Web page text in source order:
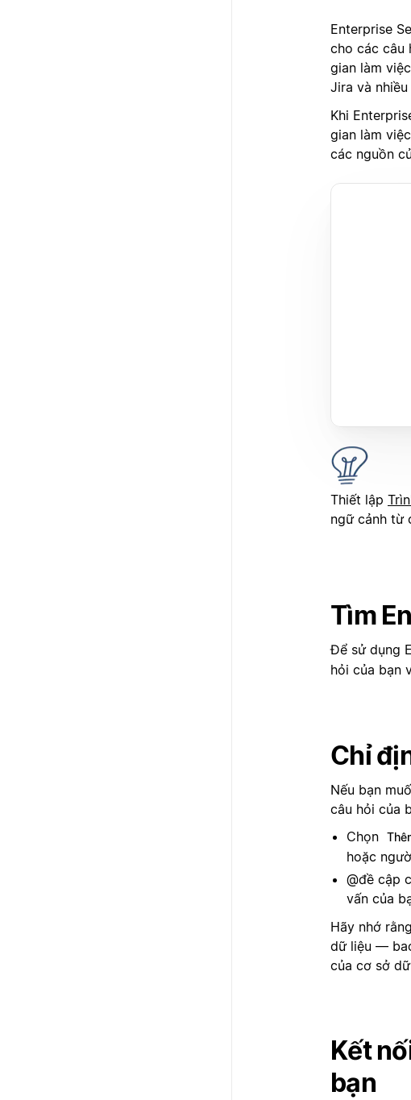
Enterprise
cho các câu
gian làm
Jira và
Khi
gian làm
các nguồn
Thiết lập
ngữ cảnh từ
Tìm
Để sử dụng
hỏi của bạn
Chỉ
Nếu bạn
câu hỏi của
Chọn
hoặc
@đề cập
vấn của
Hãy nhớ
dữ liệu —
của cơ sở
Kết
bạn